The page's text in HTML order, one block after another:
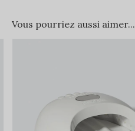
Vous pourriez aussi aimer...